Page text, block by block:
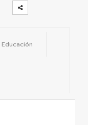
Educación